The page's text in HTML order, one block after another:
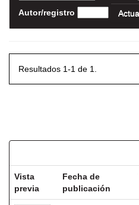
Autor/registro
Resultados 1-1 de 1.
Vista
previa
Fecha de
publicación